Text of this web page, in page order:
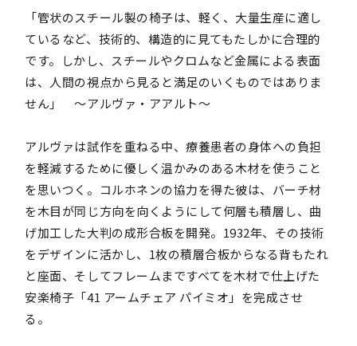
「管状のスチール製の椅子は、軽く、大量生産に適し
ているなど、技術的、構造的に見てもたしかに合理的
です。しかし、スチールやクロムなど金属による表面
は、人間の視点から見ると満足のいくものではありま
せん」 ～アルヴァ・アアルト～
アルヴァは試作を重ねる中、療養患者の身体への負担
を軽減するために優しく温かみのある木材を使うこと
を思いつく。コルホネンの協力を得た彼は、バーチ材
を木目が同じ方向を向くようにして何層も積層し、曲
げ加工した大判の成形合板を開発。1932年、その技術
をデザインに活かし、1枚の積層合板からなる背もたれ
と座面、そしてフレームまですべてを木材で仕上げた
安楽椅子「41 アームチェア パイミオ」を完成させ
る。